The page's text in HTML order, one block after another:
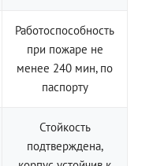
Работоспособность
при пожаре не
менее 240 мин, по
паспорту
Стойкость
подтверждена,